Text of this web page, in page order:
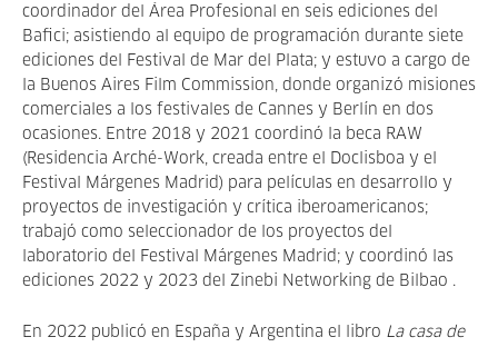
coordinador del Área Profesional en seis ediciones del
Bafici; asistiendo al equipo de programación durante siete
ediciones del Festival de Mar del Plata; y estuvo a cargo de
la Buenos Aires Film Commission, donde organizó misiones
comerciales a los festivales de Cannes y Berlín en dos
ocasiones. Entre 2018 y 2021 coordinó la beca RAW
(Residencia Arché-Work, creada entre el Doclisboa y el
Festival Márgenes Madrid) para películas en desarrollo y
proyectos de investigación y crítica iberoamericanos;
trabajó como seleccionador de los proyectos del
laboratorio del Festival Márgenes Madrid; y coordinó las
ediciones 2022 y 2023 del Zinebi Networking de Bilbao .
En 2022 publicó en España y Argentina el libro La casa de